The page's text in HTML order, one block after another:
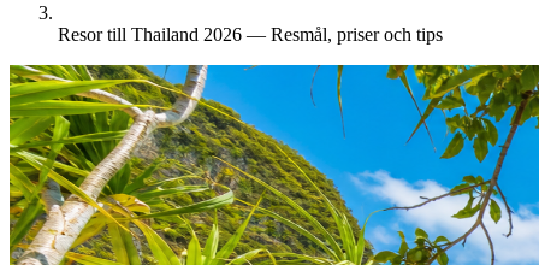
Resor till Thailand 2026 — Resmål, priser och tips